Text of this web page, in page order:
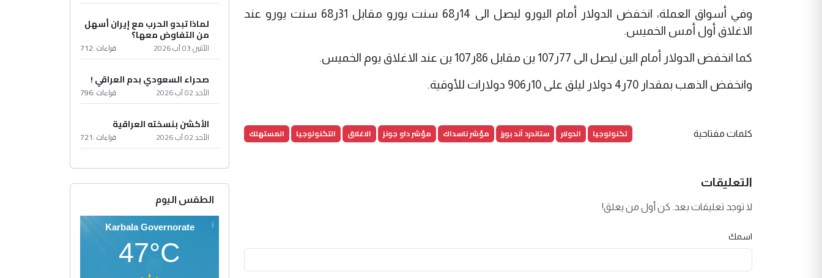
وفي أسواق العملة، انخفض الدولار أمام اليورو ليصل الى 14ر68 سنت يورو مقابل 31ر68 سنت يورو عند
الاغلاق أول أمس الخميس.
كما انخفض الدولار أمام الين ليصل الى 77ر107 ين مقابل 86ر107 ين عند الاغلاق يوم الخميس.
وانخفض الذهب بمقدار 70ر4 دولار ليلق على 10ر906 دولارات للأوقية.
كلمات مفتاحية تكنولوجيا الدولار ستاندرد آند بورز مؤشر ناسداك مؤشر داو جونز الاغلاق التكنولوجيا المستهلك
التعليقات
لا توجد تعليقات بعد. كن أول من يعلق!
اسمك
لماذا تبدو الحرب مع إيران أسهل
من التفاوض معها؟
الأثنين 03 آب 2026 قراءات :712
صحراء السعودي بدم العراقي !
الأحد 02 آب 2026 قراءات :796
الأكشن بنسخته العراقية
الأحد 02 آب 2026 قراءات :721
الطقس اليوم
Karbala Governorate
47°C